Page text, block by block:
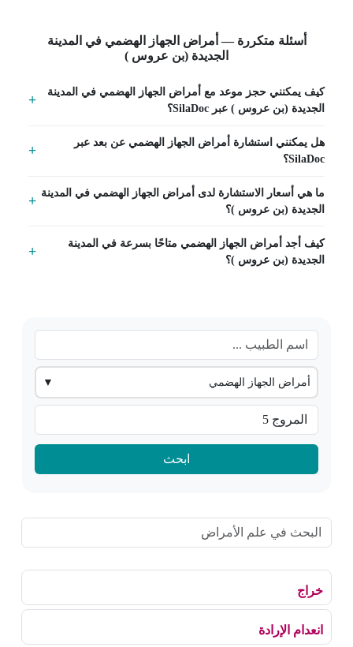
أمراض الجهاز الهضمي
ابحث
خراج
انعدام الإرادة
أسئلة متكررة — أمراض الجهاز الهضمي في المدينة
الجديدة (بن عروس )
كيف يمكنني حجز موعد مع أمراض الجهاز الهضمي في المدينة
الجديدة (بن عروس ) عبر SilaDoc؟
هل يمكنني استشارة أمراض الجهاز الهضمي عن بعد عبر
SilaDoc؟
ما هي أسعار الاستشارة لدى أمراض الجهاز الهضمي في المدينة
الجديدة (بن عروس )؟
كيف أجد أمراض الجهاز الهضمي متاحًا بسرعة في المدينة
الجديدة (بن عروس )؟